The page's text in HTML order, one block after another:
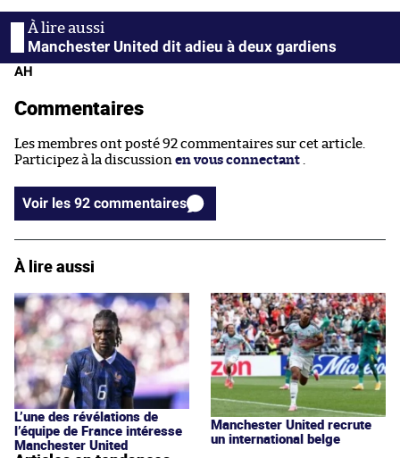
Manchester United dit adieu à deux gardiens
AH
Commentaires
Les membres ont posté 92 commentaires sur cet article.
Participez à la discussion en vous connectant .
Voir les 92 commentaires
À lire aussi
L’une des révélations de
l’équipe de France intéresse
Manchester United
Manchester United recrute
un international belge